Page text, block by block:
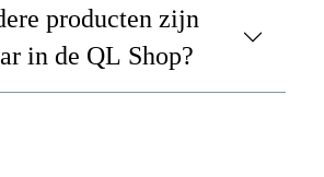
producten zijn
in de QL Shop?